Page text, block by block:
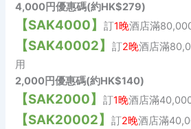
4,000円優惠碼(約HK$279)
【SAK4000】訂1晚酒店滿
【SAK40002】訂2晚酒店滿
用
2,000円優惠碼(約HK$140)
【SAK2000】訂1晚酒店滿
【SAK20002】訂2晚酒店滿